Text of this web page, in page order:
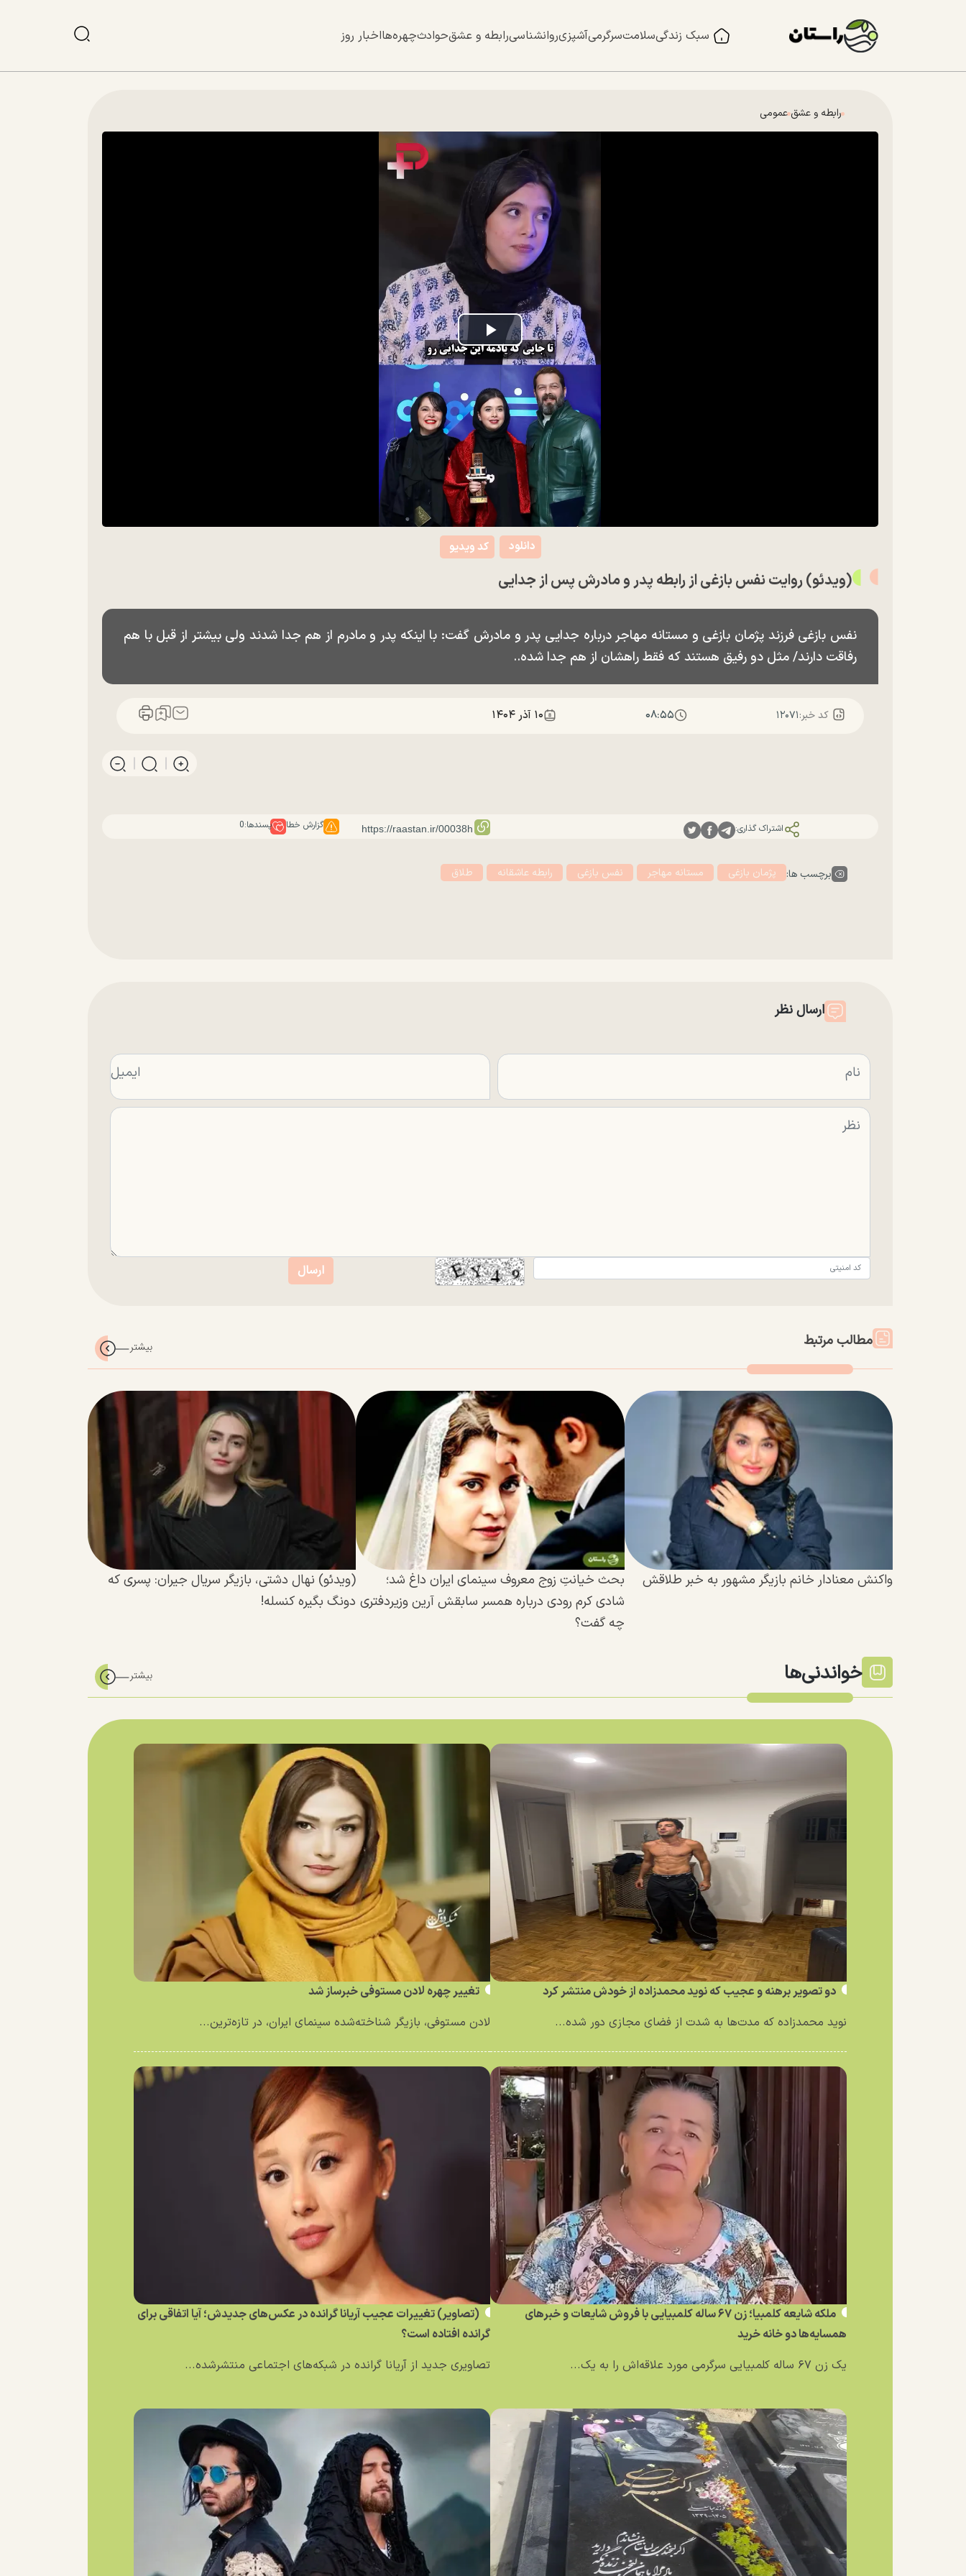
سبک زندگیسلامتسرگرمیآشپزیروانشناسیرابطه و عشقحوادثچهره‌هااخبار روز
رابطه و عشق عمومی
Play
Video
کد ویدیو دانلود
(ویدئو) روایت نفس بازغی از رابطه پدر و مادرش پس از جدایی
نفس بازغی فرزند پژمان بازغی و مستانه مهاجر درباره جدایی پدر و مادرش گفت: با اینکه پدر و مادرم از هم جدا شدند ولی بیشتر از قبل با هم
رفاقت دارند/ مثل دو رفیق هستند که فقط راهشان از هم جدا شده..
کد خبر:۱۲۰۷۱ ۰۸:۵۵ ۱۰ آذر ۱۴۰۴
اشتراک گذاری: گزارش خطا پسندها:0
برچسب ها: پژمان بازغی مستانه مهاجر نفس بازغی رابطه عاشقانه طلاق
ارسال نظر
مطالب مرتبط
واکنش معنادار خانم بازیگر مشهور به خبر طلاقش
بحث خیانتِ زوج معروف سینمای ایران داغ شد؛
شادی کرم رودی درباره همسر سابقش آرین وزیردفتری
چه گفت؟
(ویدئو) نهال دشتی، بازیگر سریال جیران: پسری که
دونگ بگیره کنسله!
خواندنی‌ها
دو تصویر برهنه و عجیب که نوید محمدزاده از خودش منتشر کرد
نوید محمدزاده که مدت‌ها به شدت از فضای مجازی دور شده...
تغییر چهره لادن مستوفی خبرساز شد
لادن مستوفی، بازیگر شناخته‌شده سینمای ایران، در تازه‌ترین...
ملکه شایعه کلمبیا؛ زن ۶۷ ساله کلمبیایی با فروش شایعات و خبر‌های
همسایه‌ها دو خانه خرید
یک زن ۶۷ ساله کلمبیایی سرگرمی مورد علاقه‌اش را به یک...
(تصاویر) تغییرات عجیب آریانا گرانده در عکس‌های جدیدش؛ آیا اتفاقی برای
گرانده افتاده است؟
تصاویری جدید از آریانا گرانده در شبکه‌های اجتماعی منتشرشده...